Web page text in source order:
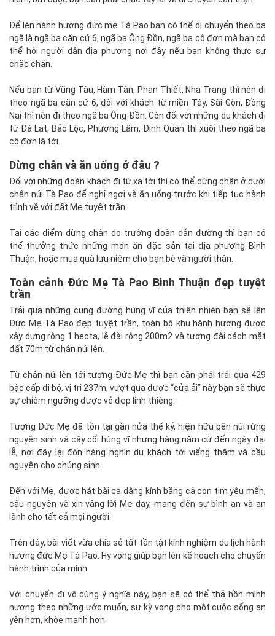
Để lên hành hương đức mẹ Tà Pao bạn có thể di chuyển theo ba
ngã là ngã ba căn cứ 6, ngã ba Ông Đồn, ngã ba cô đơn mà bạn có
thể hỏi người dân địa phương nơi đây nếu bạn không thực sự
chắc chắn.
Nếu bạn từ Vũng Tàu, Hàm Tân, Phan Thiết, Nha Trang thì nên đi
theo ngã ba căn cứ 6, đối với khách từ miền Tây, Sài Gòn, Đồng
Nai thì nên đi theo ngã ba Ông Đồn. Còn đối với những du khách đi
từ Đà Lạt, Bảo Lộc, Phương Lâm, Định Quán thì xuôi theo ngã ba
cô đơn là tới.
Dừng chân và ăn uống ở đâu ?
Đối với những đoàn khách đi từ xa tới thì có thể dừng chân ở dưới
chân núi Tà Pao để nghỉ ngơi và ăn uống trước khi tiếp tục hành
trình về với đất Mẹ tuyệt trần.
Tại các điểm dừng chân do trưởng đoàn dẫn đường thì bạn có
thể thưởng thức những món ăn đặc sản tại địa phương Bình
Thuận, hoặc mua quà lưu niệm cho bạn bè và người thân.
Toàn cảnh Đức Mẹ Tà Pao Bình Thuận đẹp tuyệt
trần
Trải qua những cung đường hùng vĩ của thiên nhiên bạn sẽ lên
Đức Mẹ Tà Pao đẹp tuyệt trần, toàn bộ khu hành hương được
xây dựng rộng 1 hecta, lễ đài rộng 200m2 và tượng đài cách mặt
đất 70m từ chân núi lên.
Từ chân núi lên tới tượng Đức Mẹ thì bạn cần phải trải qua 429
bậc cấp đi bộ, vị tri 237m, vượt qua được “cửa ải” này bạn sẽ thực
sự chiêm ngưỡng được vẻ đẹp linh thiêng.
Tượng Đức Mẹ đã tồn tại gần nửa thế kỷ, hiện hữu bên núi rừng
nguyên sinh và cây cối hùng vĩ nhưng hàng năm cứ đến ngày đại
lễ, nơi đây lại đón hàng nghìn du khách tới viếng thăm và cầu
nguyện cho chúng sinh.
Đến với Mẹ, được hát bài ca dâng kính bằng cả con tim yêu mến,
cầu nguyện và xin vâng lời Mẹ dạy, mang đến sự bình an và an
lành cho tất cả mọi người.
Trên đây, bài viết vừa chia sẻ tất tần tật kinh nghiệm du lịch hành
hương đức Mẹ Tà Pao. Hy vọng giúp bạn lên kế hoạch cho chuyến
hành trình của mình.
Với chuyến đi vô cùng ý nghĩa này, bạn sẽ có thể thả hồn mình
nương theo những ước muốn, sự kỳ vọng cho một cuộc sống an
yên hơn, khỏe mạnh hơn.